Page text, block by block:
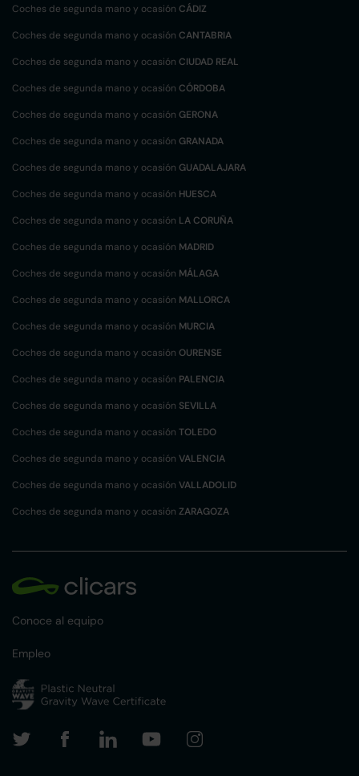
Coches de segunda mano y ocasión CÁDIZ
Coches de segunda mano y ocasión CANTABRIA
Coches de segunda mano y ocasión CIUDAD REAL
Coches de segunda mano y ocasión CÓRDOBA
Coches de segunda mano y ocasión GERONA
Coches de segunda mano y ocasión GRANADA
Coches de segunda mano y ocasión GUADALAJARA
Coches de segunda mano y ocasión HUESCA
Coches de segunda mano y ocasión LA CORUÑA
Coches de segunda mano y ocasión MADRID
Coches de segunda mano y ocasión MÁLAGA
Coches de segunda mano y ocasión MALLORCA
Coches de segunda mano y ocasión MURCIA
Coches de segunda mano y ocasión OURENSE
Coches de segunda mano y ocasión PALENCIA
Coches de segunda mano y ocasión SEVILLA
Coches de segunda mano y ocasión TOLEDO
Coches de segunda mano y ocasión VALENCIA
Coches de segunda mano y ocasión VALLADOLID
Coches de segunda mano y ocasión ZARAGOZA
Conoce al equipo
Empleo